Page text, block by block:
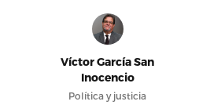
Víctor García San
Inocencio
Política y justicia